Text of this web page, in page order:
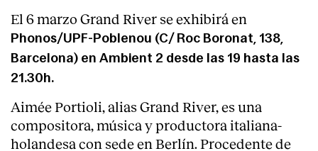
El 6 marzo Grand River se exhibirá en
Phonos/UPF-Poblenou (C/ Roc Boronat, 138,
Barcelona) en Ambient 2 desde las 19 hasta las
21.30h.
Aimée Portioli, alias Grand River, es una
compositora, música y productora italiana-
holandesa con sede en Berlín. Procedente de